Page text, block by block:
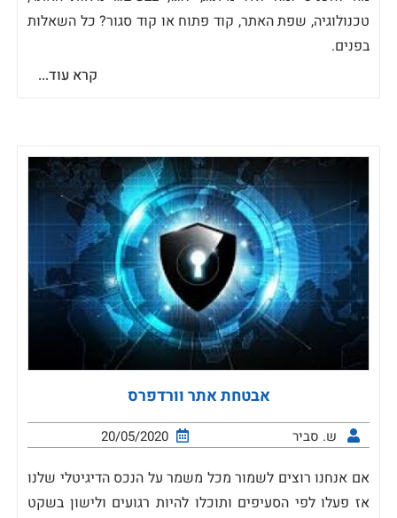
טכנולוגיה, שפת האתר, קוד פתוח או קוד סגור? כל השאלות
בפנים.
קרא עוד...
אבטחת אתר וורדפרס
ש. סביר 20/05/2020
אם אנחנו רוצים לשמור מכל משמר על הנכס הדיגיטלי שלנו
אז פעלו לפי הסעיפים ותוכלו להיות רגועים ולישון בשקט